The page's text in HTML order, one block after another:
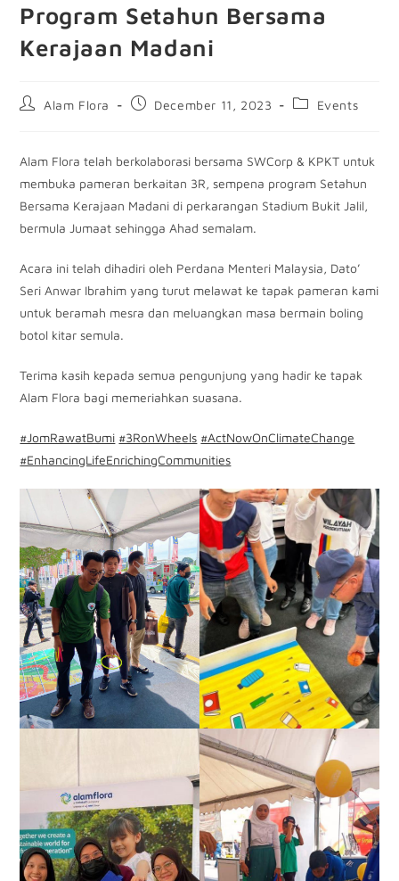
Program Setahun Bersama
Kerajaan Madani
Alam Flora December 11, 2023 Events
Alam Flora telah berkolaborasi bersama SWCorp & KPKT untuk
membuka pameran berkaitan 3R, sempena program Setahun
Bersama Kerajaan Madani di perkarangan Stadium Bukit Jalil,
bermula Jumaat sehingga Ahad semalam.
Acara ini telah dihadiri oleh Perdana Menteri Malaysia, Dato’
Seri Anwar Ibrahim yang turut melawat ke tapak pameran kami
untuk beramah mesra dan meluangkan masa bermain boling
botol kitar semula.
Terima kasih kepada semua pengunjung yang hadir ke tapak
Alam Flora bagi memeriahkan suasana.
#JomRawatBumi #3RonWheels #ActNowOnClimateChange
#EnhancingLifeEnrichingCommunities